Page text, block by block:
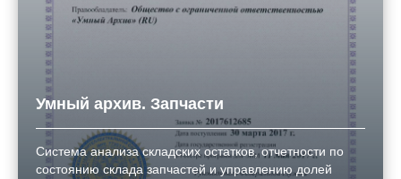
Умный архив. Запчасти
Система анализа складских остатков, отчетности по
состоянию склада запчастей и управлению долей